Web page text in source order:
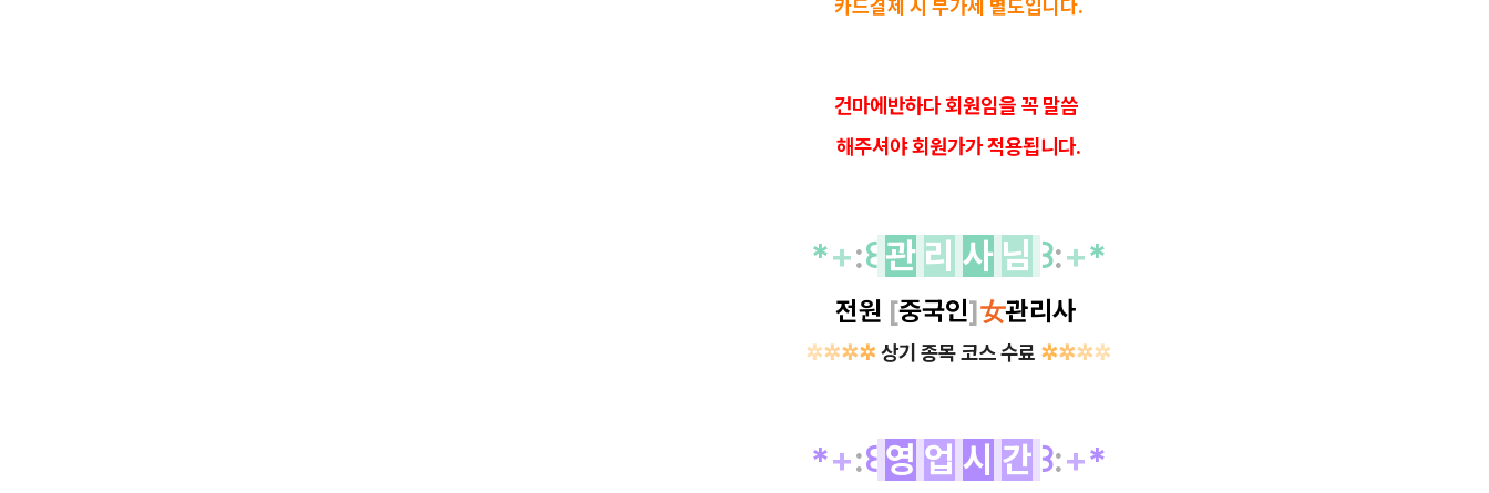
카드결제 시 부가세 별도입니다.
건마에반하다 회원임을 꼭 말씀
해주셔야 회원가가 적용됩니다.
*+:꒰ 관 리 사 님 ꒱:+*
전원 [중국인]女관리사
✲✲✲✲상기 종목 코스 수료 ✲✲✲✲
*+:꒰ 영 업 시 간 ꒱:+*